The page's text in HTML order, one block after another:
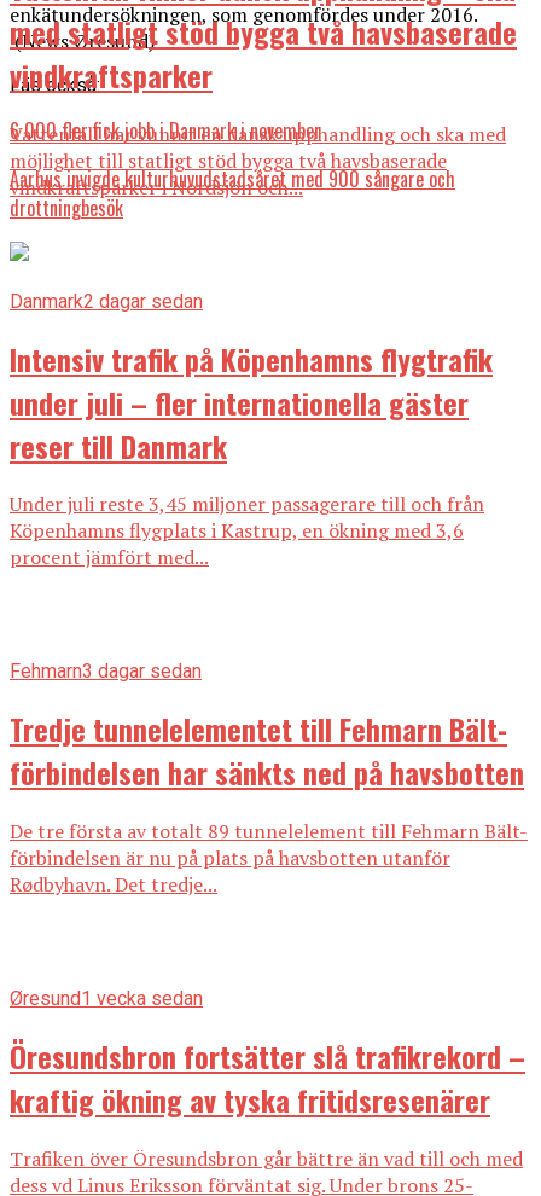
enkätundersökningen, som genomfördes under 2016.
(News Øresund)
Läs också:
6 000 fler fick jobb i Danmark i november
Aarhus invigde kulturhuvudstadsåret med 900 sångare och
drottningbesök
med statligt stöd bygga två havsbaserade
vindkraftsparker
Vattenfall har vunnit en dansk upphandling och ska med
möjlighet till statligt stöd bygga två havsbaserade
vindkraftsparker i Nordsjön och...
Danmark2 dagar sedan
Intensiv trafik på Köpenhamns flygtrafik
under juli – fler internationella gäster
reser till Danmark
Under juli reste 3,45 miljoner passagerare till och från
Köpenhamns flygplats i Kastrup, en ökning med 3,6
procent jämfört med...
Fehmarn3 dagar sedan
Tredje tunnelelementet till Fehmarn Bält-
förbindelsen har sänkts ned på havsbotten
De tre första av totalt 89 tunnelelement till Fehmarn Bält-
förbindelsen är nu på plats på havsbotten utanför
Rødbyhavn. Det tredje...
Øresund1 vecka sedan
Öresundsbron fortsätter slå trafikrekord –
kraftig ökning av tyska fritidsresenärer
Trafiken över Öresundsbron går bättre än vad till och med
dess vd Linus Eriksson förväntat sig. Under brons 25-